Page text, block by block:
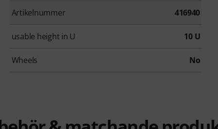
Artikelnummer 416940
usable height in U 10 U
Wheels No